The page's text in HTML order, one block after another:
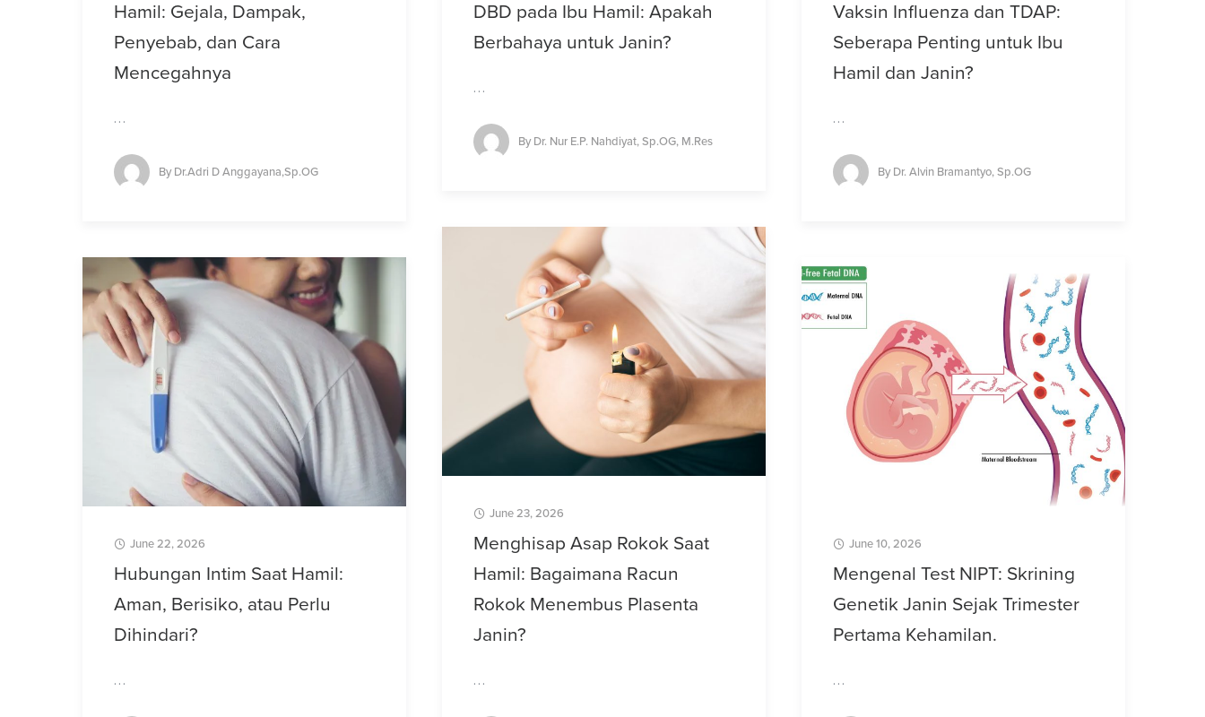
Hamil: Gejala, Dampak,
Penyebab, dan Cara
Mencegahnya
…
ByDr.Adri D Anggayana,Sp.OG
DBD pada Ibu Hamil: Apakah
Berbahaya untuk Janin?
…
ByDr. Nur E.P. Nahdiyat, Sp.OG, M.Res
Vaksin Influenza dan TDAP:
Seberapa Penting untuk Ibu
Hamil dan Janin?
…
ByDr. Alvin Bramantyo, Sp.OG
June 23, 2026
Menghisap Asap Rokok Saat
Hamil: Bagaimana Racun
Rokok Menembus Plasenta
Janin?
…
June 22, 2026
Hubungan Intim Saat Hamil:
Aman, Berisiko, atau Perlu
Dihindari?
…
June 10, 2026
Mengenal Test NIPT: Skrining
Genetik Janin Sejak Trimester
Pertama Kehamilan.
…